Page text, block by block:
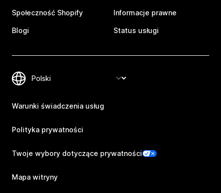
Społeczność Shopify
Blogi
Informacje prawne
Status usługi
Warunki świadczenia usług
Polityka prywatności
Twoje wybory dotyczące prywatności
Mapa witryny